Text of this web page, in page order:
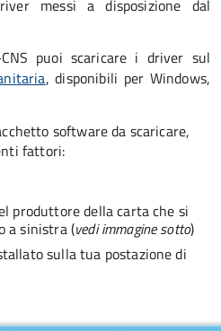
messi a disposizione dal
puoi scaricare i driver sul
, disponibili per Windows,
software da scaricare,
fattori:
produttore della carta che si
a sinistra (vedi immagine sotto)
sulla tua postazione di